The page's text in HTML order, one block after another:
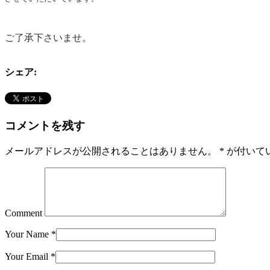
ご了承下さいませ。
シェア:
コメントを残す
メールアドレスが公開されることはありません。 * が付いて
Comment
Your Name *
Your Email *